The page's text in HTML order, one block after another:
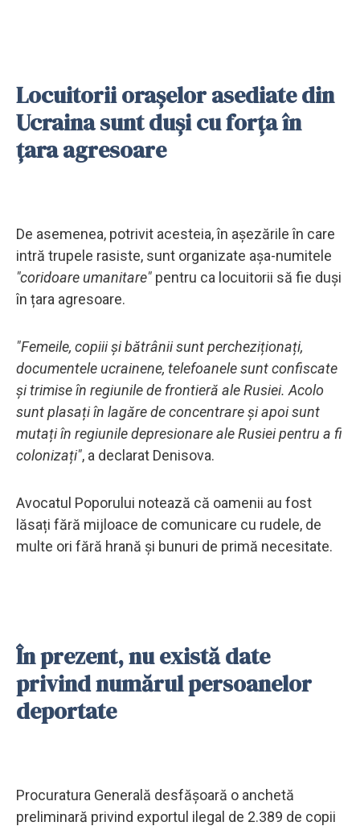
Locuitorii orașelor asediate din
Ucraina sunt duși cu forța în
țara agresoare
De asemenea, potrivit acesteia, în așezările în care
intră trupele rasiste, sunt organizate așa-numitele
"coridoare umanitare" pentru ca locuitorii să fie duși
în țara agresoare.
"Femeile, copiii și bătrânii sunt percheziționați,
documentele ucrainene, telefoanele sunt confiscate
și trimise în regiunile de frontieră ale Rusiei. Acolo
sunt plasați în lagăre de concentrare și apoi sunt
mutați în regiunile depresionare ale Rusiei pentru a fi
colonizați", a declarat Denisova.
Avocatul Poporului notează că oamenii au fost
lăsați fără mijloace de comunicare cu rudele, de
multe ori fără hrană și bunuri de primă necesitate.
În prezent, nu există date
privind numărul persoanelor
deportate
Procuratura Generală desfășoară o anchetă
preliminară privind exportul ilegal de 2.389 de copii